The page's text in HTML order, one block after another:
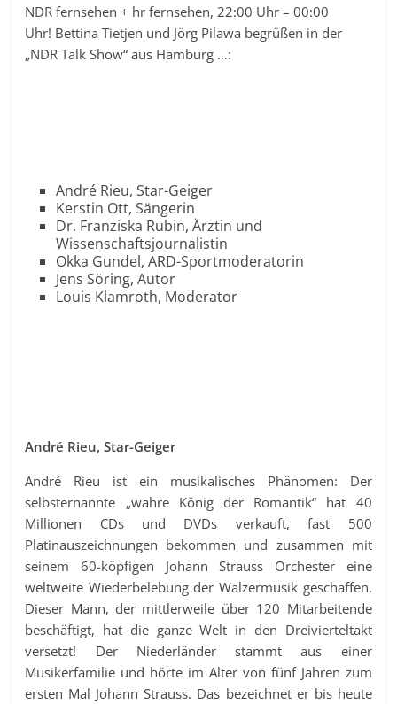
NDR fernsehen + hr fernsehen, 22:00 Uhr – 00:00
Uhr! Bettina Tietjen und Jörg Pilawa begrüßen in der
„NDR Talk Show“ aus Hamburg …:
André Rieu, Star-Geiger
Kerstin Ott, Sängerin
Dr. Franziska Rubin, Ärztin und
Wissenschaftsjournalistin
Okka Gundel, ARD-Sportmoderatorin
Jens Söring, Autor
Louis Klamroth, Moderator
André Rieu, Star-Geiger
André Rieu ist ein musikalisches Phänomen: Der
selbsternannte „wahre König der Romantik“ hat 40
Millionen CDs und DVDs verkauft, fast 500
Platinauszeichnungen bekommen und zusammen mit
seinem 60-köpfigen Johann Strauss Orchester eine
weltweite Wiederbelebung der Walzermusik geschaffen.
Dieser Mann, der mittlerweile über 120 Mitarbeitende
beschäftigt, hat die ganze Welt in den Dreivierteltakt
versetzt! Der Niederländer stammt aus einer
Musikerfamilie und hörte im Alter von fünf Jahren zum
ersten Mal Johann Strauss. Das bezeichnet er bis heute